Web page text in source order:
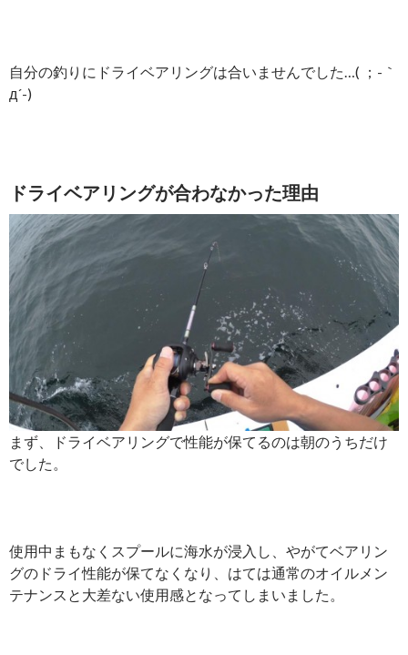
自分の釣りにドライベアリングは合いませんでした…( ；-｀
д´-)
ドライベアリングが合わなかった理由
まず、ドライベアリングで性能が保てるのは朝のうちだけ
でした。
使用中まもなくスプールに海水が浸入し、やがてベアリン
グのドライ性能が保てなくなり、はては通常のオイルメン
テナンスと大差ない使用感となってしまいました。